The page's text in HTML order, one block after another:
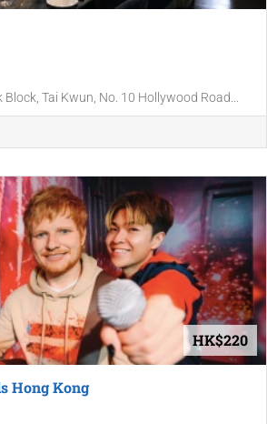
Tai Kwun, No. 10 Hollywood Road...
HK$220
Hong Kong